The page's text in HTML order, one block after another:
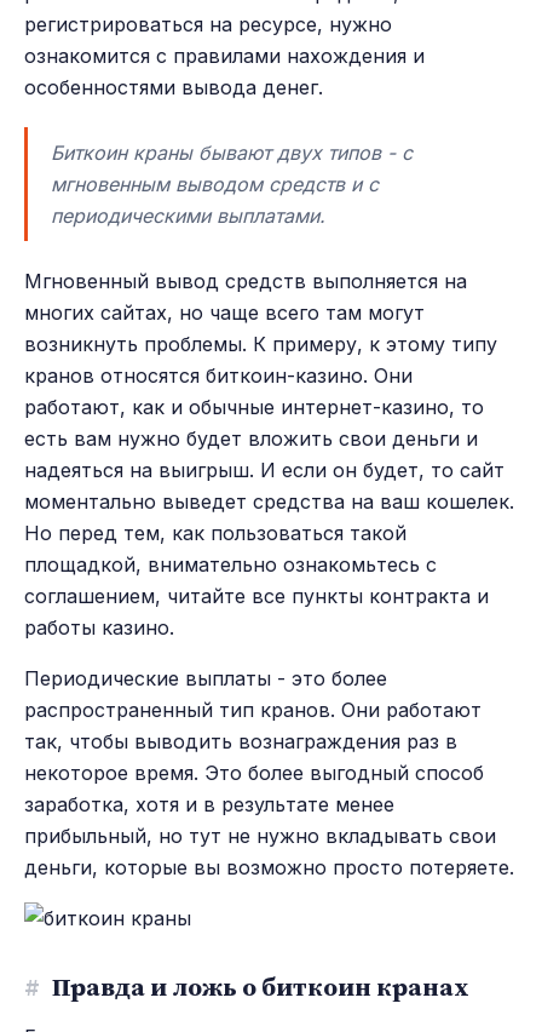
регистрироваться на ресурсе, нужно
ознакомится с правилами нахождения и
особенностями вывода денег.
Биткоин краны бывают двух типов - с
мгновенным выводом средств и с
периодическими выплатами.
Мгновенный вывод средств выполняется на
многих сайтах, но чаще всего там могут
возникнуть проблемы. К примеру, к этому типу
кранов относятся биткоин-казино. Они
работают, как и обычные интернет-казино, то
есть вам нужно будет вложить свои деньги и
надеяться на выигрыш. И если он будет, то сайт
моментально выведет средства на ваш кошелек.
Но перед тем, как пользоваться такой
площадкой, внимательно ознакомьтесь с
соглашением, читайте все пункты контракта и
работы казино.
Периодические выплаты - это более
распространенный тип кранов. Они работают
так, чтобы выводить вознаграждения раз в
некоторое время. Это более выгодный способ
заработка, хотя и в результате менее
прибыльный, но тут не нужно вкладывать свои
деньги, которые вы возможно просто потеряете.
# Правда и ложь о биткоин кранах